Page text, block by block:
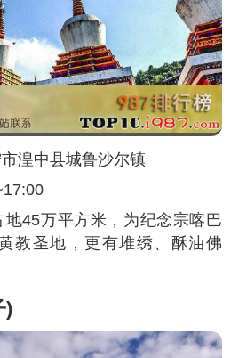
湟中县城鲁沙尔镇
地45万平方米，为纪念宗喀巴
教圣地，更有堆绣、酥油佛
)